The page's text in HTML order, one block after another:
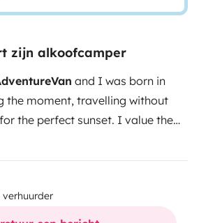
zijn alkoofcamper
and I was born in
the moment, travelling without
the perfect sunset. I value the
unique moments, the
end of a summer day or a hot
of snowboarding.
it’s not about the destination, but
family. I want to take you to